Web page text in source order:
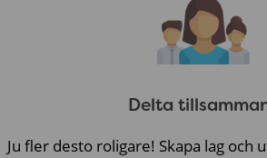
Delta
Ju fler desto roligare! Skapa lag och